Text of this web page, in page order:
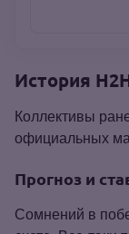
История
Коллективы
официальных
Прогноз и
Сомнений в